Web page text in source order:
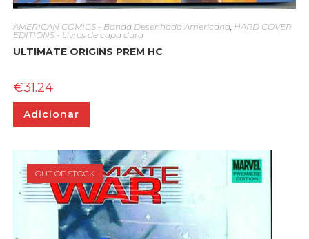
AMERICAN COMICS - Banda Desenhada Americana, HARD COVER
EDITIONS - Livros de capa dura
ULTIMATE ORIGINS PREM HC
€31.24
Adicionar
OUT OF STOCK